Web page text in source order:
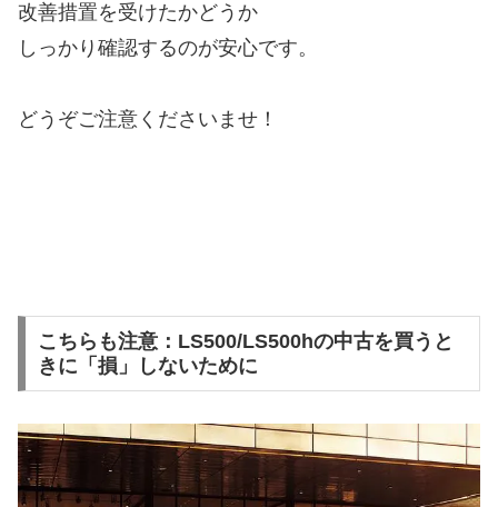
改善措置を受けたかどうか
しっかり確認するのが安心です。
どうぞご注意くださいませ！
こちらも注意：LS500/LS500hの中古を買うと
きに「損」しないために